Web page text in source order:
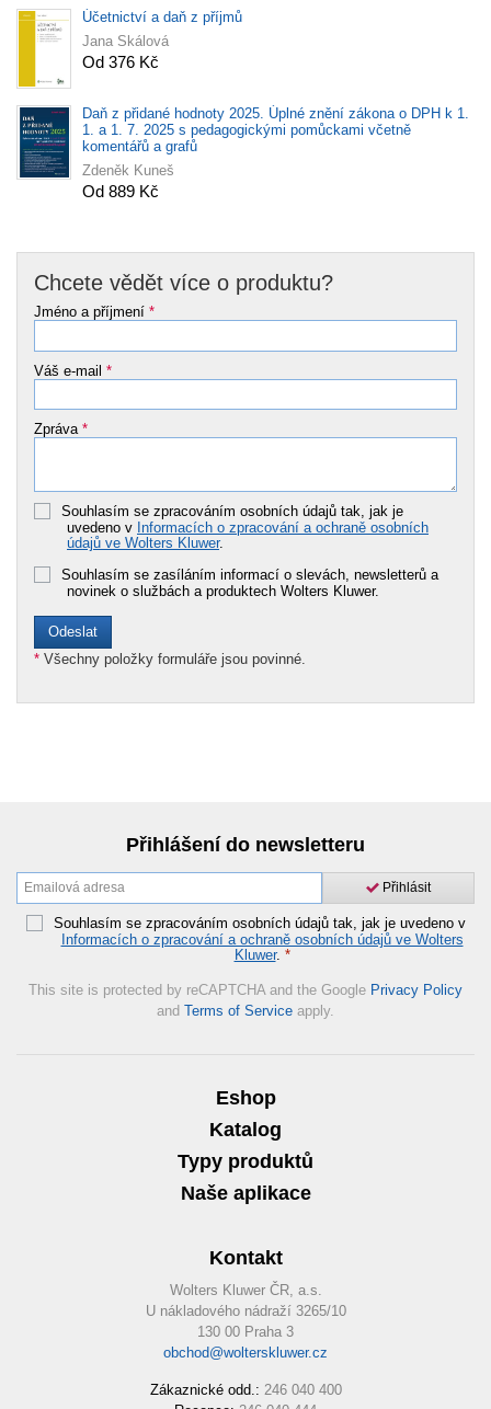
Účetnictví a daň z příjmů
Jana Skálová
Od 376 Kč
Daň z přidané hodnoty 2025. Úplné znění zákona o DPH k 1.
1. a 1. 7. 2025 s pedagogickými pomůckami včetně
komentářů a grafů
Zdeněk Kuneš
Od 889 Kč
Chcete vědět více o produktu?
Jméno a příjmení *
Váš e-mail *
Zpráva *
Souhlasím se zpracováním osobních údajů tak, jak je
uvedeno v Informacích o zpracování a ochraně osobních
údajů ve Wolters Kluwer.
Souhlasím se zasíláním informací o slevách, newsletterů a
novinek o službách a produktech Wolters Kluwer.
* Všechny položky formuláře jsou povinné.
Přihlášení do newsletteru
Přihlásit
Souhlasím se zpracováním osobních údajů tak, jak je uvedeno v
Informacích o zpracování a ochraně osobních údajů ve Wolters
Kluwer. *
This site is protected by reCAPTCHA and the Google Privacy Policy
and Terms of Service apply.
Eshop
Katalog
Typy produktů
Naše aplikace
Kontakt
Wolters Kluwer ČR, a.s.
U nákladového nádraží 3265/10
130 00 Praha 3
obchod@wolterskluwer.cz
Zákaznické odd.: 246 040 400